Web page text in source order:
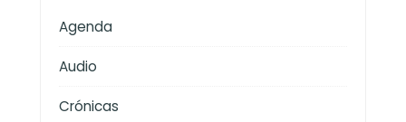
Agenda
Audio
Crónicas